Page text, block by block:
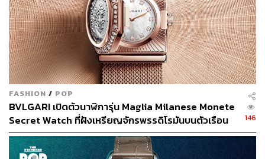
FASHION / POP
BVLGARI เปิดตัวนาฬิการุ่น Maglia Milanese Monete
Secret Watch ที่ฝังเหรียญจักรพรรดิโรมันบนตัวเรือน
146